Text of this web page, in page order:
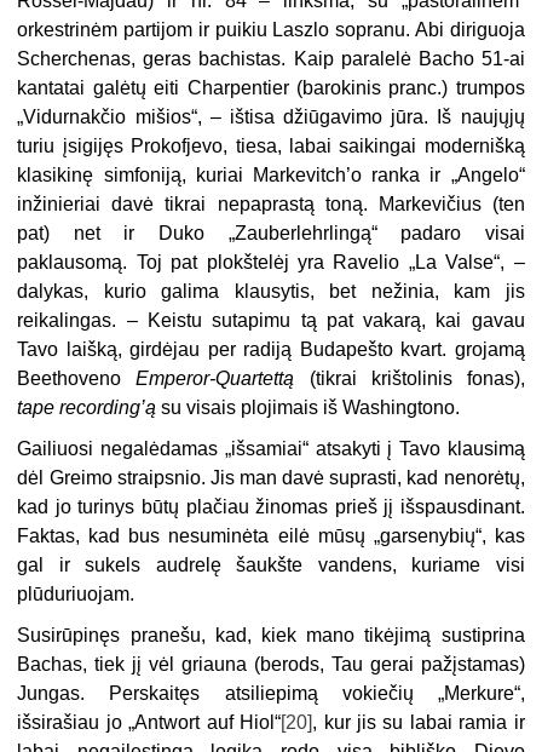
orkestrinėm partijom ir puikiu Laszlo sopranu. Abi diriguoja
Scherchenas, geras bachistas. Kaip paralelė Bacho 51-ai
kantatai galėtų eiti Charpentier (barokinis pranc.) trumpos
„Vidurnakčio mišios“, – ištisa džiūgavimo jūra. Iš naujųjų
turiu įsigijęs Prokofjevo, tiesa, labai saikingai modernišką
klasikinę simfoniją, kuriai Markevitch’o ranka ir „Angelo“
inžinieriai davė tikrai nepaprastą toną. Markevičius (ten
pat) net ir Duko „Zauberlehrlingą“ padaro visai
paklausomą. Toj pat plokštelėj yra Ravelio „La Valse“, –
dalykas, kurio galima klausytis, bet nežinia, kam jis
reikalingas. – Keistu sutapimu tą pat vakarą, kai gavau
Tavo laišką, girdėjau per radiją Budapešto kvart. grojamą
BeethovenoEmperor-Quartettą (tikrai krištolinis fonas),
tape recording’ą su visais plojimais iš Washingtono.
Gailiuosi negalėdamas „išsamiai“ atsakyti į Tavo klausimą
dėl Greimo straipsnio. Jis man davė suprasti, kad nenorėtų,
kad jo turinys būtų plačiau žinomas prieš jį išspausdinant.
Faktas, kad bus nesuminėta eilė mūsų „garsenybių“, kas
gal ir sukels audrelę šaukšte vandens, kuriame visi
plūduriuojam.
Susirūpinęs pranešu, kad, kiek mano tikėjimą sustiprina
Bachas, tiek jį vėl griauna (berods, Tau gerai pažįstamas)
Jungas. Perskaitęs atsiliepimą vokiečių „Merkure“,
išsirašiau jo „Antwort auf Hiol“[20], kur jis su labai ramia ir